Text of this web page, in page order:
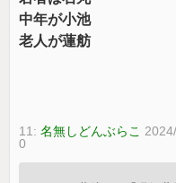
中年が小池
老人が蓮舫
11:名無しどんぶらこ
0